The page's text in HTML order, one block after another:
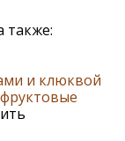
также:
и клюквой
фруктовые